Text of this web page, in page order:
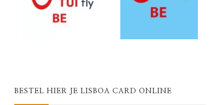
BESTEL HIER JE LISBOA CARD ONLINE